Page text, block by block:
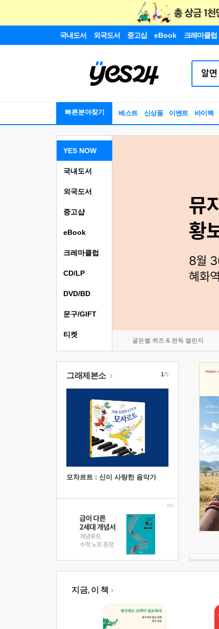
국내도서 외국도서 중고샵 eBook 크레마클럽
빠른분야찾기 베스트 신상품 이벤트 바이백
YES NOW
골든벨 퀴즈 & 완독 챌린지
국내도서
외국도서
중고샵
eBook
크레마클럽
CD/LP
DVD/BD
문구/GIFT
티켓
그래제본소
모차르트 : 신이 사랑한 음악가
1/5
지금, 이 책